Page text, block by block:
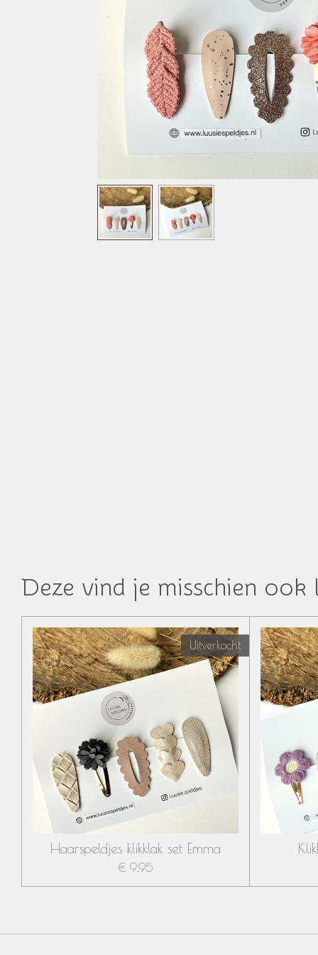
Deze vind je misschien ook
Uitverkocht
Haarspeldjes klikklak set Emma
€ 9,95